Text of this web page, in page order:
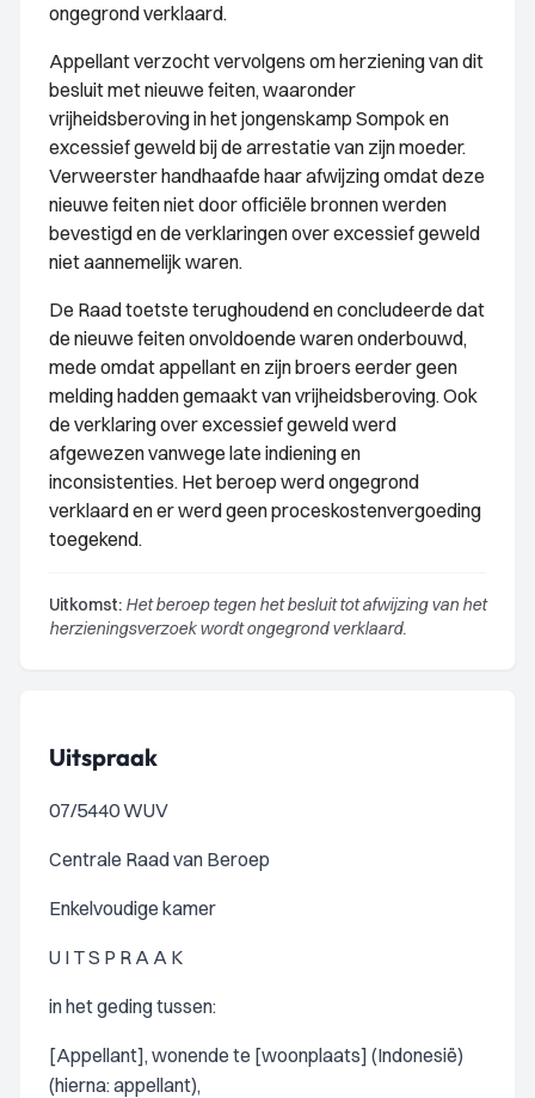
ongegrond verklaard.
Appellant verzocht vervolgens om herziening van dit
besluit met nieuwe feiten, waaronder
vrijheidsberoving in het jongenskamp Sompok en
excessief geweld bij de arrestatie van zijn moeder.
Verweerster handhaafde haar afwijzing omdat deze
nieuwe feiten niet door officiële bronnen werden
bevestigd en de verklaringen over excessief geweld
niet aannemelijk waren.
De Raad toetste terughoudend en concludeerde dat
de nieuwe feiten onvoldoende waren onderbouwd,
mede omdat appellant en zijn broers eerder geen
melding hadden gemaakt van vrijheidsberoving. Ook
de verklaring over excessief geweld werd
afgewezen vanwege late indiening en
inconsistenties. Het beroep werd ongegrond
verklaard en er werd geen proceskostenvergoeding
toegekend.
Uitkomst: Het beroep tegen het besluit tot afwijzing van het
herzieningsverzoek wordt ongegrond verklaard.
Uitspraak
07/5440 WUV
Centrale Raad van Beroep
Enkelvoudige kamer
U I T S P R A A K
in het geding tussen:
[Appellant], wonende te [woonplaats] (Indonesië)
(hierna: appellant),